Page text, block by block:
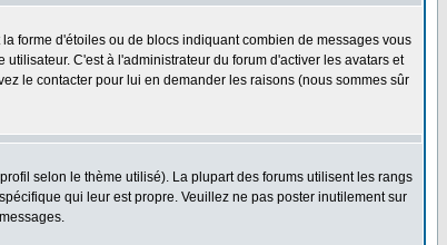
forme d'étoiles ou de blocs indiquant combien de messages vous
C'est à l'administrateur du forum d'activer les avatars et
le contacter pour lui en demander les raisons (nous sommes sûr
selon le thème utilisé). La plupart des forums utilisent les rangs
qui leur est propre. Veuillez ne pas poster inutilement sur